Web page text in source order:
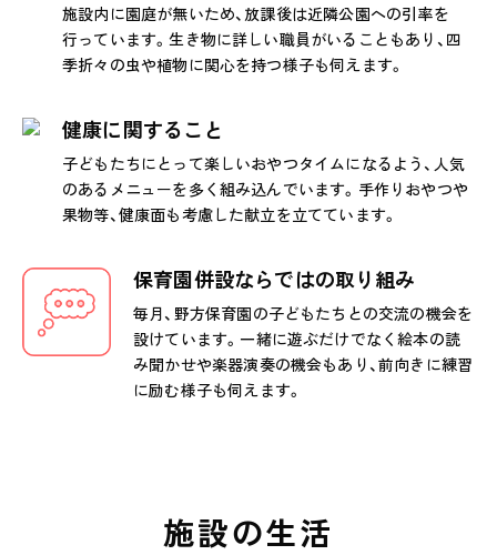
施設内に園庭が無いため、放課後は近隣公園への引率を
行っています。生き物に詳しい職員がいることもあり、四
季折々の虫や植物に関心を持つ様子も伺えます。
健康に関すること
子どもたちにとって楽しいおやつタイムになるよう、人気
のあるメニューを多く組み込んでいます。手作りおやつや
果物等、健康面も考慮した献立を立てています。
保育園併設ならではの取り組み
毎月、野方保育園の子どもたちとの交流の機会を
設けています。一緒に遊ぶだけでなく絵本の読
み聞かせや楽器演奏の機会もあり、前向きに練習
に励む様子も伺えます。
施設の生活